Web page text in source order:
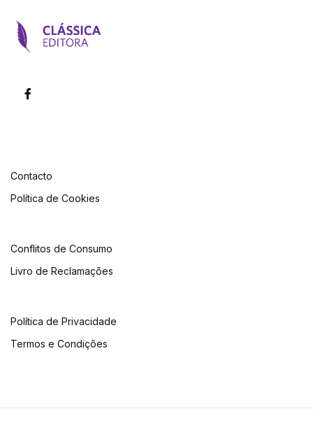
Contacto
Política de Cookies
Conflitos de Consumo
Livro de Reclamações
Política de Privacidade
Termos e Condições